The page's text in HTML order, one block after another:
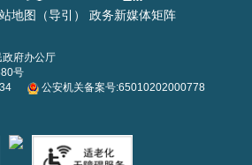
地图（导引） 政务新媒体矩阵
府办公厅
号
公安机关备案号:65010202000778